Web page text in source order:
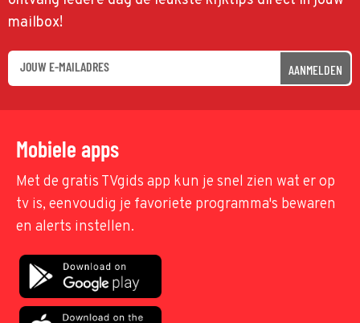
mailbox!
AANMELDEN
Mobiele apps
Met de gratis TVgids app kun je snel zien wat er op
tv is, eenvoudig je favoriete programma's bewaren
en alerts instellen.